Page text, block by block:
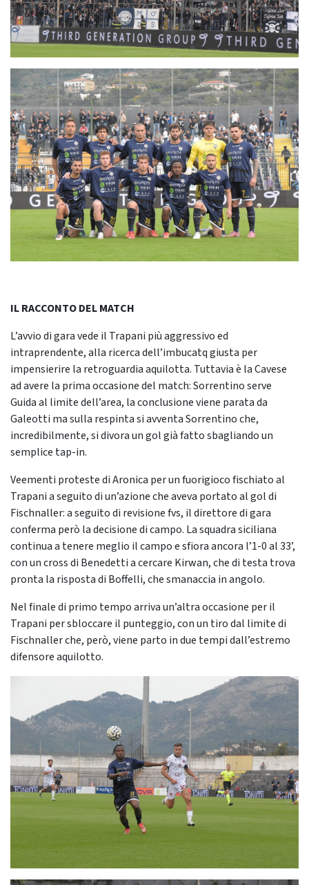
IL RACCONTO DEL MATCH
L’avvio di gara vede il Trapani più aggressivo ed
intraprendente, alla ricerca dell’imbucatq giusta per
impensierire la retroguardia aquilotta. Tuttavia è la Cavese
ad avere la prima occasione del match: Sorrentino serve
Guida al limite dell’area, la conclusione viene parata da
Galeotti ma sulla respinta si avventa Sorrentino che,
incredibilmente, si divora un gol già fatto sbagliando un
semplice tap-in.
Veementi proteste di Aronica per un fuorigioco fischiato al
Trapani a seguito di un’azione che aveva portato al gol di
Fischnaller: a seguito di revisione fvs, il direttore di gara
conferma però la decisione di campo. La squadra siciliana
continua a tenere meglio il campo e sfiora ancora l’1-0 al 33’,
con un cross di Benedetti a cercare Kirwan, che di testa trova
pronta la risposta di Boffelli, che smanaccia in angolo.
Nel finale di primo tempo arriva un’altra occasione per il
Trapani per sbloccare il punteggio, con un tiro dal limite di
Fischnaller che, però, viene parto in due tempi dall’estremo
difensore aquilotto.